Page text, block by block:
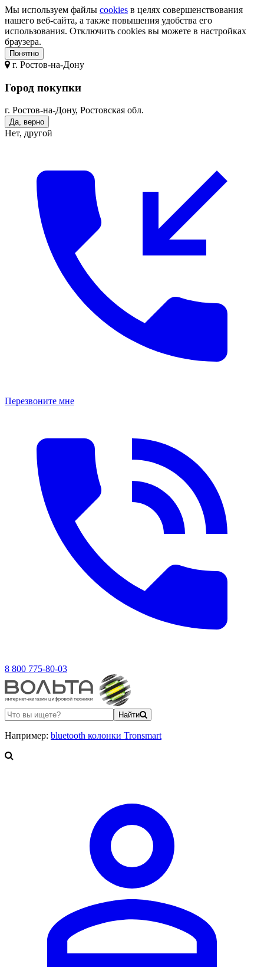
Мы используем файлы cookies в целях совершенствования
нашего веб-сайта, а также повышения удобства его
использования. Отключить cookies вы можете в настройках
браузера.
Понятно
г. Ростов-на-Дону
Город покупки
г. Ростов-на-Дону, Ростовская обл.
Да, верно
Нет, другой
Перезвоните мне
8 800 775-80-03
Найти
Например: bluetooth колонки Tronsmart